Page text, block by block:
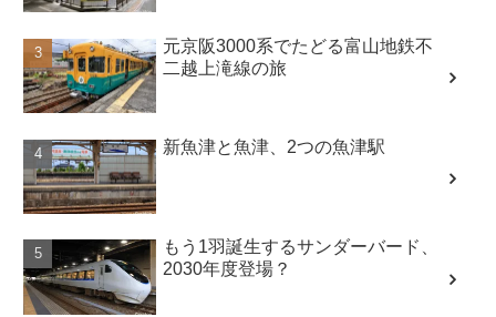
元京阪3000系でたどる富山地鉄不
二越上滝線の旅
新魚津と魚津、2つの魚津駅
もう1羽誕生するサンダーバード、
2030年度登場？